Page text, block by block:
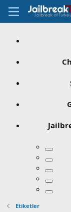
Etiketler